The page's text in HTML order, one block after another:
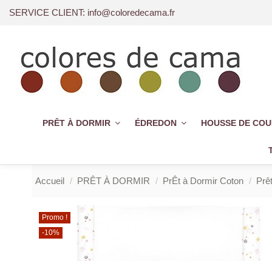
SERVICE CLIENT: info@coloredecama.fr
PRÊT À DORMIR ÉDREDON HOUSSE DE
Accueil PRÊT À DORMIR PrÊt à Dormir Coton
Promo !
-10%